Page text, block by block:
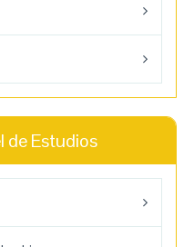
de Estudios